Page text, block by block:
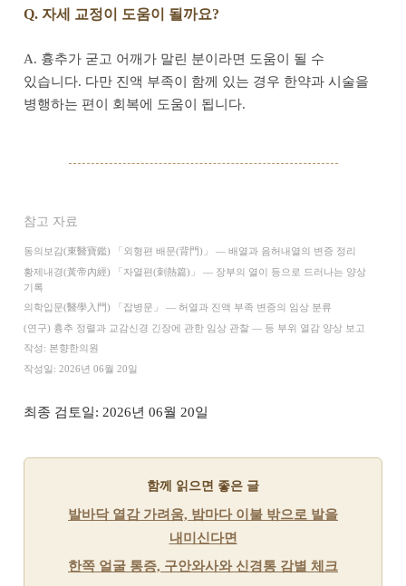
Q. 자세 교정이 도움이 될까요?
A. 흉추가 굳고 어깨가 말린 분이라면 도움이 될 수
있습니다. 다만 진액 부족이 함께 있는 경우 한약과 시술을
병행하는 편이 회복에 도움이 됩니다.
참고 자료
동의보감(東醫寶鑑) 「외형편 배문(背門)」 — 배열과 음허내열의 변증 정리
황제내경(黃帝內經) 「자열편(刺熱篇)」 — 장부의 열이 등으로 드러나는 양상
기록
의학입문(醫學入門) 「잡병문」 — 허열과 진액 부족 변증의 임상 분류
(연구) 흉추 정렬과 교감신경 긴장에 관한 임상 관찰 — 등 부위 열감 양상 보고
작성: 본향한의원
작성일: 2026년 06월 20일
최종 검토일: 2026년 06월 20일
함께 읽으면 좋은 글
발바닥 열감 가려움, 밤마다 이불 밖으로 발을
내미신다면
한쪽 얼굴 통증, 구안와사와 신경통 감별 체크